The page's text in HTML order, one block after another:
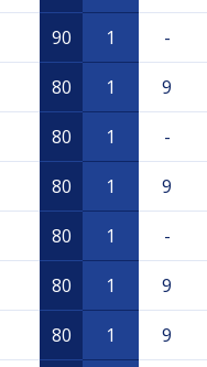
90 1 -
80 1 9
80 1 -
80 1 9
80 1 -
80 1 9
80 1 9